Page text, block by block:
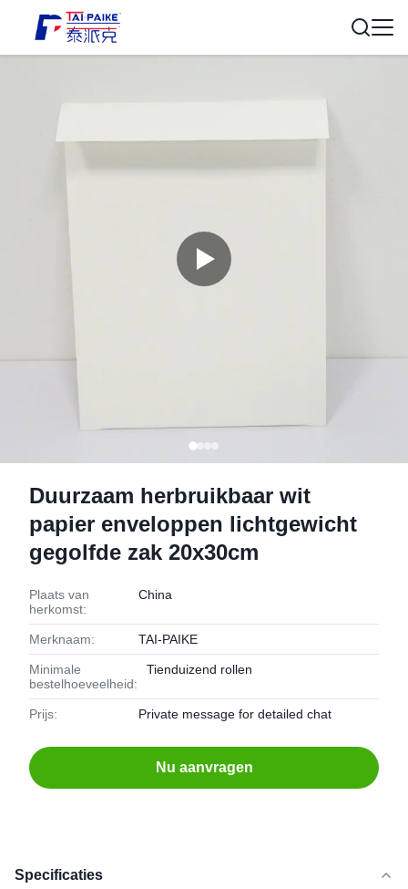
Duurzaam herbruikbaar wit
papier enveloppen lichtgewicht
gegolfde zak 20x30cm
Plaats van
herkomst:
China
Merknaam: TAI-PAIKE
Minimale
bestelhoeveelheid:
Tienduizend rollen
Prijs: Private message for detailed chat
Nu aanvragen
Specificaties